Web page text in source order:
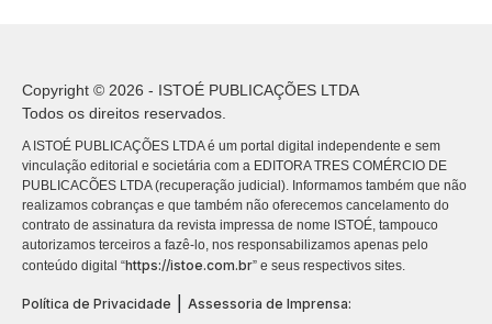
Copyright © 2026 - ISTOÉ PUBLICAÇÕES LTDA
Todos os direitos reservados.
A ISTOÉ PUBLICAÇÕES LTDA é um portal digital independente e sem
vinculação editorial e societária com a EDITORA TRES COMÉRCIO DE
PUBLICACÕES LTDA (recuperação judicial). Informamos também que não
realizamos cobranças e que também não oferecemos cancelamento do
contrato de assinatura da revista impressa de nome ISTOÉ, tampouco
autorizamos terceiros a fazê-lo, nos responsabilizamos apenas pelo
conteúdo digital “https://istoe.com.br” e seus respectivos sites.
Política de Privacidade
Assessoria de Imprensa: